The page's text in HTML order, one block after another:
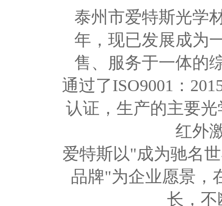
泰州市爱特斯光学
年，现已发展成为
售、服务于一体的
通过了ISO9001：
认证，生产的主要
红外
爱特斯以"成为驰名
品牌"为企业愿景，
长，不